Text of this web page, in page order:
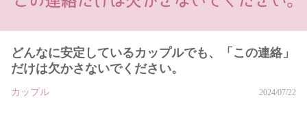
どんなに安定しているカップルでも、「この連絡」
だけは欠かさないでください。
カップル 2024/07/22